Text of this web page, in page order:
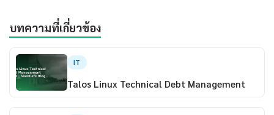
บทความที่เกี่ยวข้อง
IT
Talos Linux Technical Debt Management